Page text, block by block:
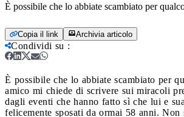
È possibile che lo abbiate scambiato per
Copia il link Archivia articolo
Condividi su :
È possibile che lo abbiate scambiato per
amico mi chiede di scrivere sui miracoli
dagli eventi che hanno fatto sì che lui e
felicemente sposati da ormai 58 anni. Non